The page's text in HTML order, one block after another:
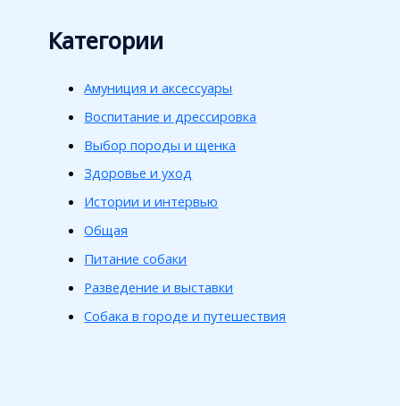
Категории
Амуниция и аксессуары
Воспитание и дрессировка
Выбор породы и щенка
Здоровье и уход
Истории и интервью
Общая
Питание собаки
Разведение и выставки
Собака в городе и путешествия